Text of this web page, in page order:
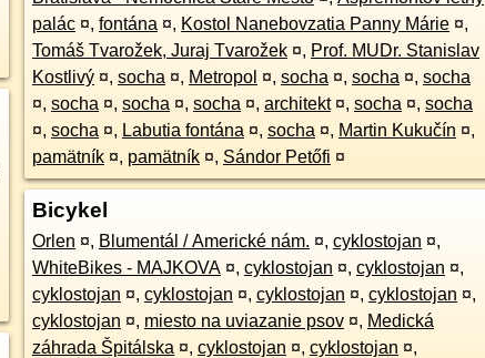
palác ¤, fontána ¤, Kostol Nanebovzatia Panny Márie ¤,
Tomáš Tvarožek, Juraj Tvarožek ¤, Prof. MUDr. Stanislav
Kostlivý ¤, socha ¤, Metropol ¤, socha ¤, socha ¤, socha
¤, socha ¤, socha ¤, socha ¤, architekt ¤, socha ¤, socha
¤, socha ¤, Labutia fontána ¤, socha ¤, Martin Kukučín ¤,
pamätník ¤, pamätník ¤, Sándor Petőfi ¤
Bicykel
Orlen ¤, Blumentál / Americké nám. ¤, cyklostojan ¤,
WhiteBikes - MAJKOVA ¤, cyklostojan ¤, cyklostojan ¤,
cyklostojan ¤, cyklostojan ¤, cyklostojan ¤, cyklostojan ¤,
cyklostojan ¤, miesto na uviazanie psov ¤, Medická
záhrada Špitálska ¤, cyklostojan ¤, cyklostojan ¤,